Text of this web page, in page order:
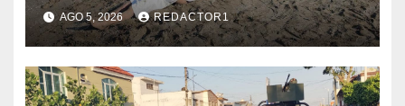
AGO 5, 2026 REDACTOR1